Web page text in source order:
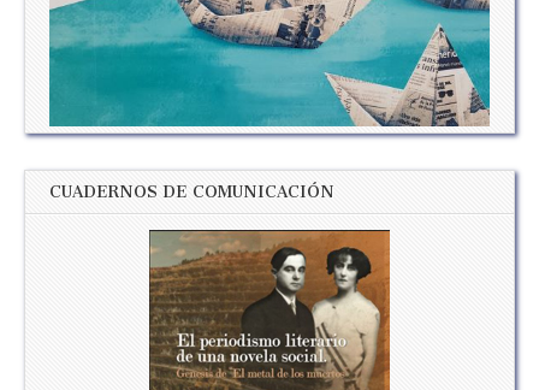
CUADERNOS DE COMUNICACIÓN